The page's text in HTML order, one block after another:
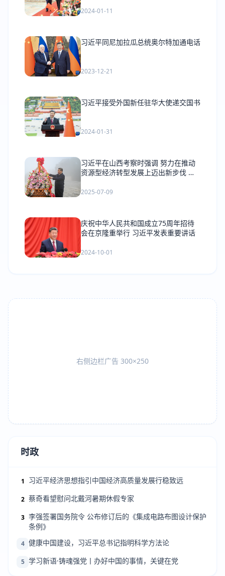
2024-01-11
习近平同尼加拉瓜总统奥尔特加通电话
2023-12-21
习近平接受外国新任驻华大使递交国书
2024-01-31
习近平在山西考察时强调 努力在推动
资源型经济转型发展上迈出新步伐 奋
章
2025-07-09
庆祝中华人民共和国成立75周年招待
会在京隆重举行 习近平发表重要讲话
2024-10-01
右侧边栏广告 300×250
时政
1 习近平经济思想指引中国经济高质量发展行稳致远
2 蔡奇看望慰问北戴河暑期休假专家
3 李强签署国务院令 公布修订后的《集成电路布图设计保护
条例》
4 健康中国建设，习近平总书记指明科学方法论
5 学习新语·铸魂强党丨办好中国的事情，关键在党